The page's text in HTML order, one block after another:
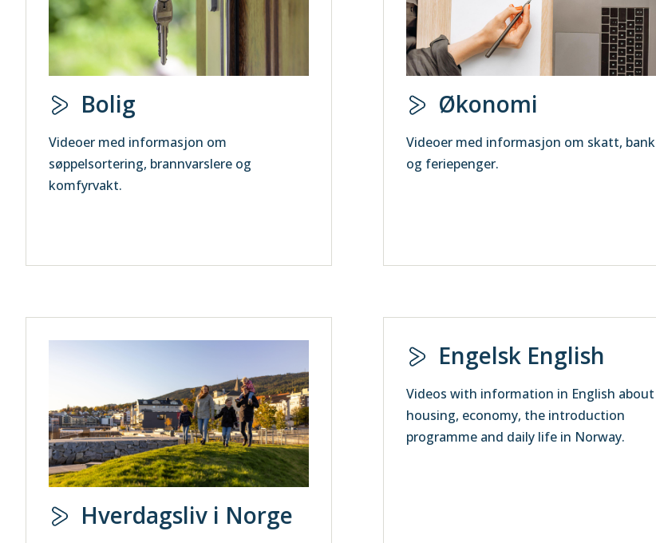
Bolig
Videoer med informasjon om
søppelsortering, brannvarslere og
komfyrvakt.
Økonomi
Videoer med informasjon om skatt, bank
og feriepenger.
Hverdagsliv i Norge
Engelsk English
Videos with information in English about
housing, economy, the introduction
programme and daily life in Norway.